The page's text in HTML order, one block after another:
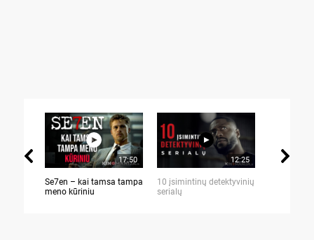
17:50
Se7en – kai tamsa tampa
meno kūriniu
12:25
10 įsimintinų detektyvinių
serialų